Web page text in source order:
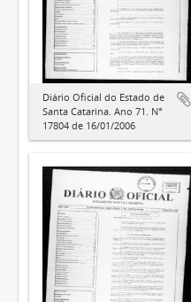
Diário Oficial do Estado de
Santa Catarina. Ano 71. N°
17804 de 16/01/2006